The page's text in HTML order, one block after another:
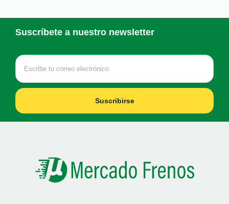
Suscríbete a nuestro newsletter
Suscribirse